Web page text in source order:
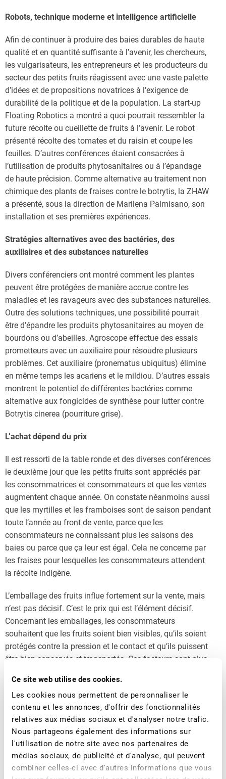
Ce site web utilise des cookies.
Les cookies nous permettent de personnaliser le
contenu et les annonces, d'offrir des fonctionnalités
relatives aux médias sociaux et d'analyser notre trafic.
Nous partageons également des informations sur
l'utilisation de notre site avec nos partenaires de
médias sociaux, de publicité et d'analyse, qui peuvent
combiner celles-ci avec d'autres informations que vous
Robots, technique moderne et intelligence artificielle
Afin de continuer à produire des baies durables de haute
qualité et en quantité suffisante à l’avenir, les chercheurs,
les vulgarisateurs, les entrepreneurs et les producteurs du
secteur des petits fruits réagissent avec une vaste palette
d’idées et de propositions novatrices à l’exigence de
durabilité de la politique et de la population. La start-up
Floating Robotics a montré a quoi pourrait ressembler la
future récolte ou cueillette de fruits à l’avenir. Le robot
présenté récolte des tomates et du raisin et coupe les
feuilles. D’autres conférences étaient consacrées à
l’utilisation de produits phytosanitaires ou à l’épandage
de haute précision. Comme alternative au traitement non
chimique des plants de fraises contre le botrytis, la ZHAW
a présenté, sous la direction de Marilena Palmisano, son
installation et ses premières expériences.
Stratégies alternatives avec des bactéries, des
auxiliaires et des substances naturelles
Divers conférenciers ont montré comment les plantes
peuvent être protégées de manière accrue contre les
maladies et les ravageurs avec des substances naturelles.
Outre des solutions techniques, une possibilité pourrait
être d’épandre les produits phytosanitaires au moyen de
bourdons ou d’abeilles. Agroscope effectue des essais
prometteurs avec un auxiliaire pour résoudre plusieurs
problèmes. Cet auxiliaire (pronematus ubiquitus) élimine
en même temps les acariens et le mildiou. D’autres essais
montrent le potentiel de différentes bactéries comme
alternative aux fongicides de synthèse pour lutter contre
Botrytis cinerea (pourriture grise).
L’achat dépend du prix
Il est ressorti de la table ronde et des diverses conférences
le deuxième jour que les petits fruits sont appréciés par
les consommatrices et consommateurs et que les ventes
augmentent chaque année. On constate néanmoins aussi
que les myrtilles et les framboises sont de saison pendant
toute l’année au front de vente, parce que les
consommateurs ne connaissant plus les saisons des
baies ou parce que ça leur est égal. Cela ne concerne par
les fraises pour lesquelles les consommateurs attendent
la récolte indigène.
L’emballage des fruits influe fortement sur la vente, mais
n’est pas décisif. C’est le prix qui est l’élément décisif.
Concernant les emballages, les consommateurs
souhaitent que les fruits soient bien visibles, qu’ils soient
protégés contre la pression et le contact et qu’ils puissent
être bien conservés et transportés. Ces facteurs sont plus
écologiques analysés. De manière générale, les
consommateurs sont plus sensibles à l’écologie, mais au
moins 39% d’entre eux sont moins « verts » et n’achètent
pas d’emballages chers comme le montre les tests. La
recherche de nouveaux emballages durables est très
intensive, tant en Suisse qu’à l’étranger.
À côté des conférences et des présentations d’entreprises